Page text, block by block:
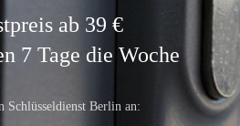
ab 39 €
7 Tage die Woche
Schlüsseldienst Berlin an: